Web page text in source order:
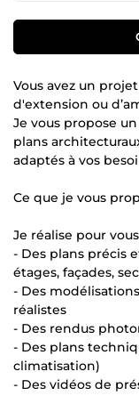
Vous avez un
d'extension ou
Je vous propose
plans
adaptés à vos
Ce que je vous
Je réalise pour
- Des plans précis
étages, façades,
- Des
réalistes
- Des rendus
- Des plans
climatisation)
- Des vidéos de